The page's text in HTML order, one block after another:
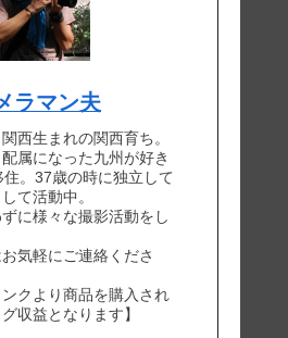
ラマン夫
西生まれの関西育ち。
属になった九州が好き
。37歳の時に独立して
て活動中。
に様々な撮影活動をし
気軽にご連絡くださ
ンクより商品を購入され
収益となります】